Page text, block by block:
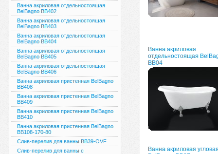
Ванна акриловая отдельностоящая
BelBagno BB402
Ванна акриловая отдельностоящая
BelBagno BB403
Ванна акриловая отдельностоящая
BelBagno BB404
Ванна акриловая отдельностоящая
BelBagno BB405
Ванна акриловая отдельностоящая
BelBagno BB406
Ванна акриловая пристенная BelBagno
BB408
Ванна акриловая пристенная BelBagno
BB409
Ванна акриловая пристенная BelBagno
BB410
Ванна акриловая пристенная BelBagno
BB108-170-80
Слив-перелив для ванны BB39-OVF
Слив-перелив для ванны с
Ванна акриловая
отдельностоящая
BB04
Ванна акриловая